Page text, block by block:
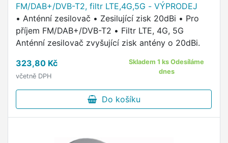
FM/DAB+/DVB-T2, filtr LTE,4G,5G - VÝPRODEJ
• Anténní zesilovač • Zesilující zisk 20dBi • Pro
příjem FM/DAB+/DVB-T2 • Filtr LTE, 4G, 5G
Anténní zesilovač zvyšující zisk antény o 20dBi.
323,80 Kč
včetně DPH
Skladem 1 ks Odesíláme
dnes
Do košíku